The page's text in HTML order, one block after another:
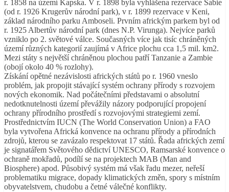
r. 1858 na území Kapska. V r. 1898 byla vyhlášena rezervace Sabie
(od r. 1926 Krugerův národní park), v r. 1899 rezervace v Keni,
základ národního parku Amboseli. Prvním africkým parkem byl od
r. 1925 Albertův národní park (dnes N.P. Virunga). Nejvíce parků
vzniklo po 2. světové válce. Současných více jak tisíc chráněných
území různých kategorií zaujímá v Africe plochu cca 1,5 mil. km2.
Mezi státy s největší chráněnou plochou patří Tanzanie a Zambie
(obojí okolo 40 % rozlohy).
Získání opětné nezávislosti afrických států po r. 1960 vneslo
problém, jak propojit stávající systém ochrany přírody s rozvojem
nových ekonomik. Nad počátečními představami o absolutní
nedotknutelnosti území převážily názory podporující propojení
ochrany přírodního prostředí s rozvojovými strategiemi zemí.
Prostřednictvím IUCN (The World Conservation Union) a FAO
byla vytvořena Africká konvence na ochranu přírody a přírodních
zdrojů, kterou se zavázalo respektovat 17 států. Řada afrických zemí
je signatářem Světového dědictví UNESCO, Ramsarské konvence o
ochraně mokřadů, podílí se na projektech MAB (Man and
Biosphere) apod. Působivý systém má však řadu mezer, neřeší
problematiku migrace, dopady klimatických změn, spory s místním
obyvatelstvem, chudobu a četné válečné konflikty.